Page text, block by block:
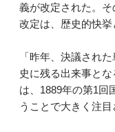
義が改定された。
改定は、歴史的快挙
「昨年、決議され
史に残る出来事と
は、1889年の第1回
うことで大きく注目